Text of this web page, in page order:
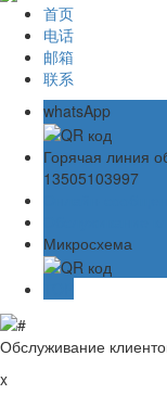
首页
电话
邮箱
联系
whatsApp
Горячая линия
13505103997
Микросхема
Обслуживание
x